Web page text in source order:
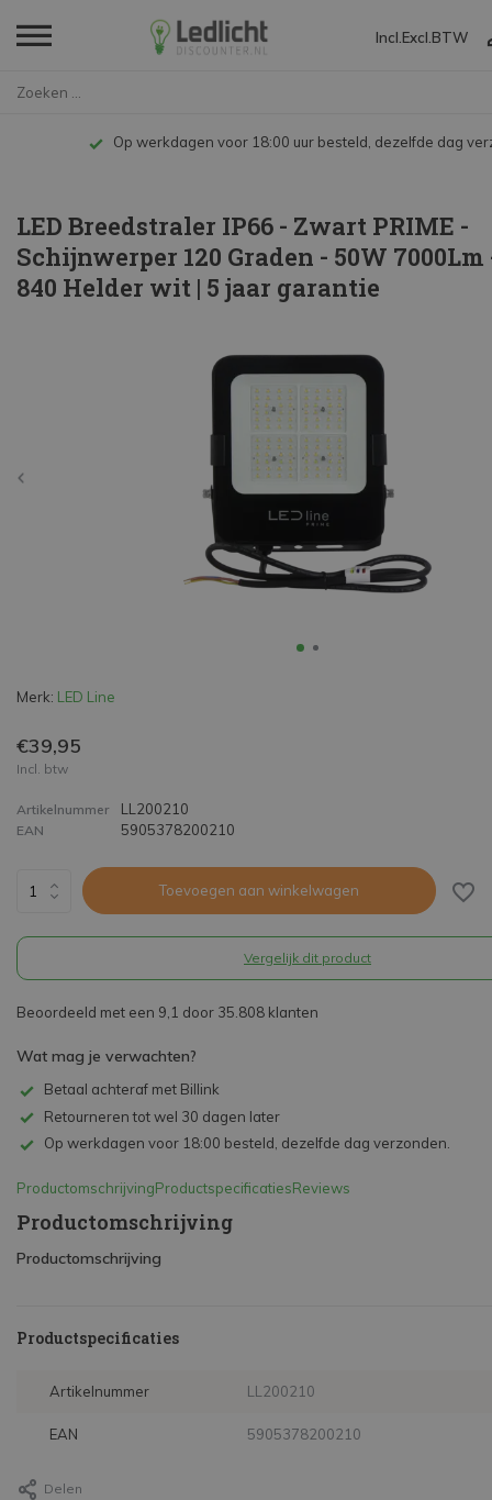
Incl. Excl. BTW
Op werkdagen voor 18:00 uur besteld, dezelfde dag
LED Breedstraler IP66 - Zwart PRIME -
Schijnwerper 120 Graden - 50W 7000Lm
840 Helder wit | 5 jaar garantie
Merk: LED Line
€39,95
Incl. btw
Artikelnummer LL200210
EAN 5905378200210
Toevoegen aan winkelwagen
Vergelijk dit product
Beoordeeld met een 9,1 door 35.808 klanten
Wat mag je verwachten?
Betaal achteraf met Billink
Retourneren tot wel 30 dagen later
Op werkdagen voor 18:00 besteld, dezelfde dag verzonden.
ProductomschrijvingProductspecificatiesReviews
Productomschrijving
Productomschrijving
Productspecificaties
Artikelnummer LL200210
EAN 5905378200210
Delen